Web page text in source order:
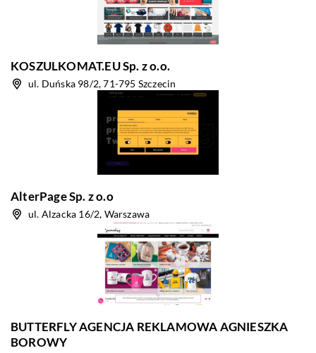
KOSZULKOMAT.EU Sp. z o.o.
ul. Duńska 98/2, 71-795 Szczecin
AlterPage Sp. z o.o
ul. Alzacka 16/2, Warszawa
BUTTERFLY AGENCJA REKLAMOWA AGNIESZKA
BOROWY